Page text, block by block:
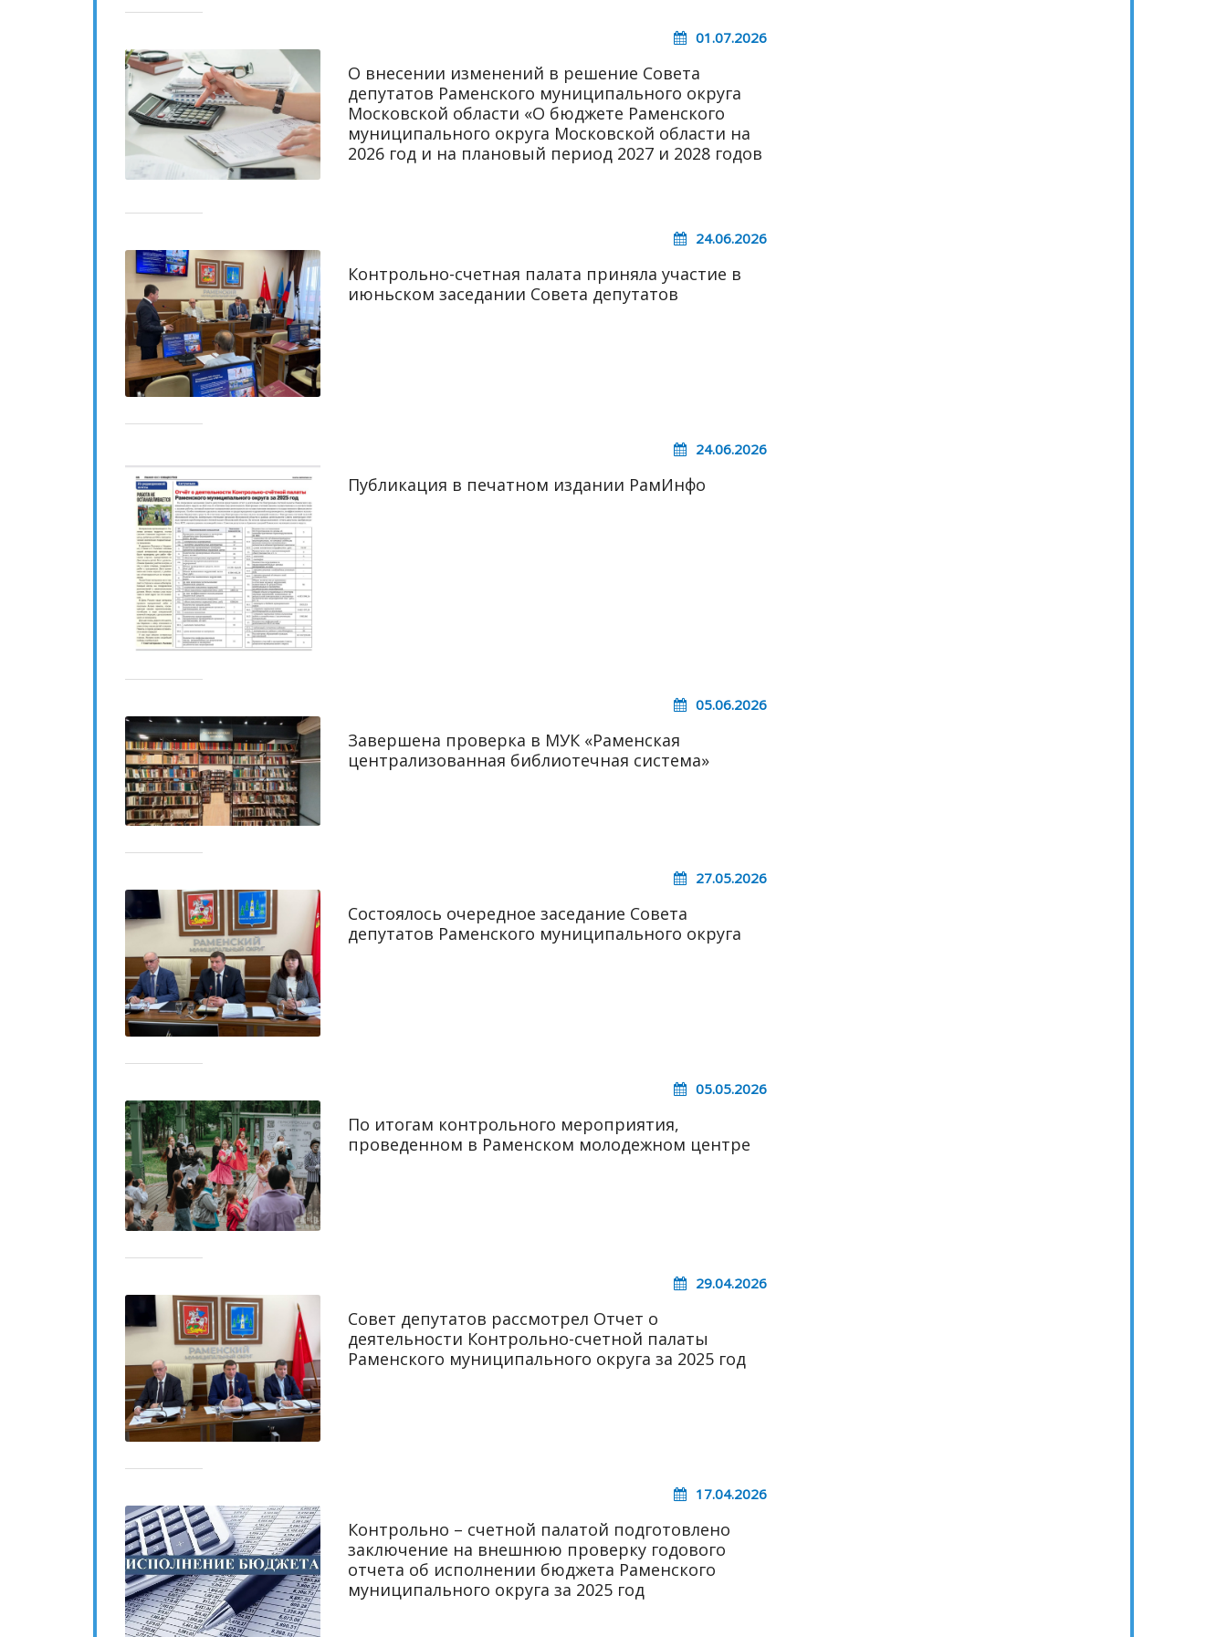
01.07.2026
О внесении изменений в решение Совета
депутатов Раменского муниципального округа
Московской области «О бюджете Раменского
муниципального округа Московской области на
2026 год и на плановый период 2027 и 2028 годов
24.06.2026
Контрольно-счетная палата приняла участие в
июньском заседании Совета депутатов
24.06.2026
Публикация в печатном издании РамИнфо
05.06.2026
Завершена проверка в МУК «Раменская
централизованная библиотечная система»
27.05.2026
Состоялось очередное заседание Совета
депутатов Раменского муниципального округа
05.05.2026
По итогам контрольного мероприятия,
проведенном в Раменском молодежном центре
29.04.2026
Совет депутатов рассмотрел Отчет о
деятельности Контрольно-счетной палаты
Раменского муниципального округа за 2025 год
17.04.2026
Контрольно – счетной палатой подготовлено
заключение на внешнюю проверку годового
отчета об исполнении бюджета Раменского
муниципального округа за 2025 год